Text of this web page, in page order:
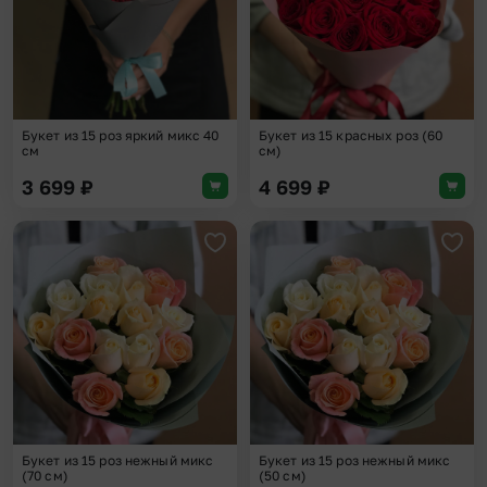
Букет из 15 роз яркий микс 40
см
3 699 ₽
Букет из 15 красных роз (60
см)
4 699 ₽
Добавить в избранное
Букет из 15 роз нежный микс
(70 см)
Букет из 15 роз нежный микс
(50 см)